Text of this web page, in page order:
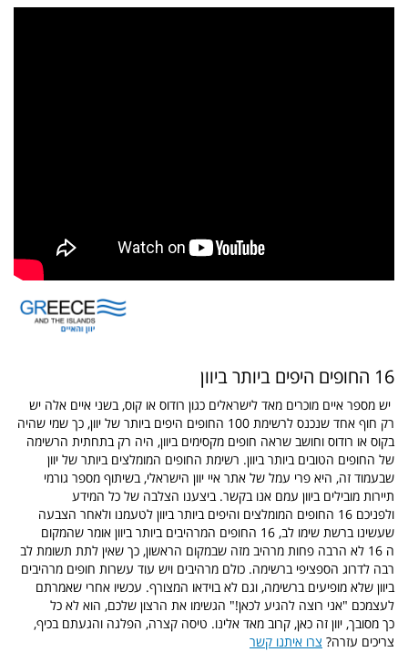
16 החופים היפים ביותר ביוון
יש מספר איים מוכרים מאד לישראלים כגון רודוס או קוס, בשני איים אלה יש
רק חוף אחד שנכנס לרשימת 100 החופים היפים ביותר של יוון, כך שמי שהיה
בקוס או רודוס וחושב שראה חופים מקסימים ביוון, היה רק בתחתית הרשימה
של החופים הטובים ביותר ביוון. רשימת החופים המומלצים ביותר של יוון
שבעמוד זה, היא פרי עמל של אתר איי יוון הישראלי, בשיתוף מספר גורמי
תיירות מובילים ביוון עמם אנו בקשר. ביצענו הצלבה של כל המידע
ולפניכם 16 החופים המומלצים והיפים ביותר ביוון לטעמנו ולאחר הצבעה
שעשינו ברשת שימו לב, 16 החופים המרהיבים ביותר ביוון אומר שהמקום
ה 16 לא הרבה פחות מרהיב מזה שבמקום הראשון, כך שאין לתת תשומת לב
רבה לדרוג הספציפי ברשימה. כולם מרהיבים ויש עוד עשרות חופים מרהיבים
ביוון שלא מופיעים ברשימה, וגם לא בוידאו המצורף. עכשיו אחרי שאמרתם
לעצמכם "אני רוצה להגיע לכאן!" הגשימו את הרצון שלכם, הוא לא כל
כך מסובך, יוון זה כאן, קרוב מאד אלינו. טיסה קצרה, הפלגה והגעתם בכיף,
צריכים עזרה? צרו איתנו קשר